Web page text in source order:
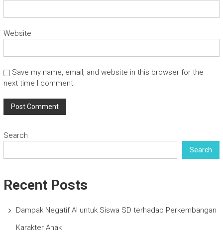
Website
Save my name, email, and website in this browser for the
next time I comment.
Search
Search
Recent Posts
Dampak Negatif AI untuk Siswa SD terhadap Perkembangan
Karakter Anak